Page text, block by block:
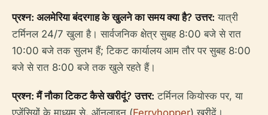
प्रश्न: अलमेरिया बंदरगाह के खुलने का समय क्या है? उत्तर: यात्री
टर्मिनल 24/7 खुला है। सार्वजनिक क्षेत्र सुबह 8:00 बजे से रात
10:00 बजे तक सुलभ हैं; टिकट कार्यालय आम तौर पर सुबह 8:00
बजे से रात 8:00 बजे तक खुले रहते हैं।
प्रश्न: मैं नौका टिकट कैसे खरीदूं? उत्तर: टर्मिनल कियोस्क पर, या
एजेंसियों के माध्यम से, ऑनलाइन (Ferryhopper) खरीदें।